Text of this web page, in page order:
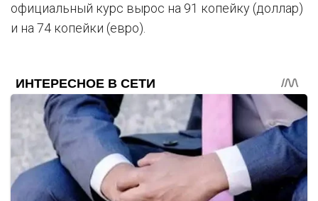
официальный курс вырос на 91 копейку (доллар)
и на 74 копейки (евро).